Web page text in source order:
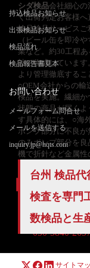
シダ検品会社細心の
く出荷判定お客様
検品検品サービス
（ビール缶を即冷
業など。約30工程
社で作成していま
より管理徹底する
○OEM会社からの輸
検品を実施。繊細
状態の商品が届く
す具体的には、○海
ポンプ部分に不良
のみポンプ部分を
機で折針など金属性
台州 検品代
検査を専門
数検品と生
持込検品お知らせ
出張検品お知らせ
検品流れ
検品報告書見本
お問い合わせ
メールフォーム問合せ
メールを送信する
inquiry.jp@hqts.com
お電話でのお問
050-5840-
サイトマ